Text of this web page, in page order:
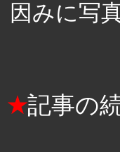
因みに写
★記事の